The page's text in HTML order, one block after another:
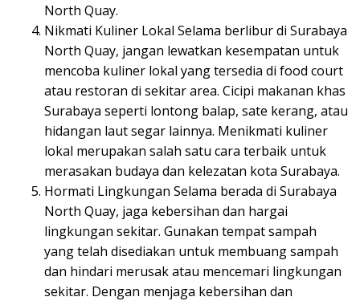
North Quay.
Nikmati Kuliner Lokal Selama berlibur di Surabaya
North Quay, jangan lewatkan kesempatan untuk
mencoba kuliner lokal yang tersedia di food court
atau restoran di sekitar area. Cicipi makanan khas
Surabaya seperti lontong balap, sate kerang, atau
hidangan laut segar lainnya. Menikmati kuliner
lokal merupakan salah satu cara terbaik untuk
merasakan budaya dan kelezatan kota Surabaya.
Hormati Lingkungan Selama berada di Surabaya
North Quay, jaga kebersihan dan hargai
lingkungan sekitar. Gunakan tempat sampah
yang telah disediakan untuk membuang sampah
dan hindari merusak atau mencemari lingkungan
sekitar. Dengan menjaga kebersihan dan